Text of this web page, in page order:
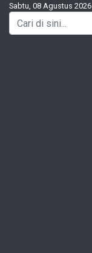
Sabtu, 08 Agustus 2026